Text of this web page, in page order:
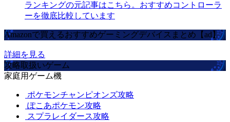
ランキングの元記事はこちら。おすすめコントローラ
ーを徹底比較しています
Amazonで買えるおすすめゲーミングデバイスまとめ【ad】
詳細を見る
攻略取扱いゲーム
家庭用ゲーム機
ポケモンチャンピオンズ攻略
ぽこあポケモン攻略
スプラレイダース攻略